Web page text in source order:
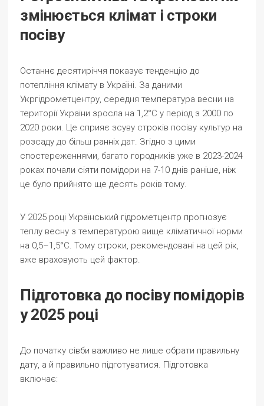
змінюється клімат і строки
посіву
Останнє десятиріччя показує тенденцію до
потепління клімату в Україні. За даними
Укргідрометцентру, середня температура весни на
території України зросла на 1,2°C у період з 2000 по
2020 роки. Це сприяє зсуву строків посіву культур на
розсаду до більш ранніх дат. Згідно з цими
спостереженнями, багато городників уже в 2023-2024
роках почали сіяти помідори на 7-10 днів раніше, ніж
це було прийнято ще десять років тому.
У 2025 році Український гідрометцентр прогнозує
теплу весну з температурою вище кліматичної норми
на 0,5–1,5°C. Тому строки, рекомендовані на цей рік,
вже враховують цей фактор.
Підготовка до посіву помідорів
у 2025 році
До початку сівби важливо не лише обрати правильну
дату, а й правильно підготуватися. Підготовка
включає: